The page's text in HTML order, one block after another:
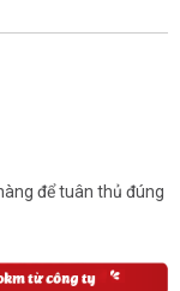
để tuân thủ đúng